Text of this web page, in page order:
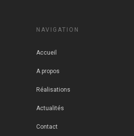
NAVIGATION
Accueil
A propos
Réalisations
Actualités
Contact